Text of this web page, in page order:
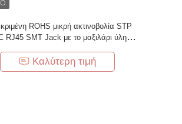
ROHS μικρή ακτινοβολία STP
RJ45 SMT Jack με το μαξιλάρι ύλης
Καλύτερη τιμή